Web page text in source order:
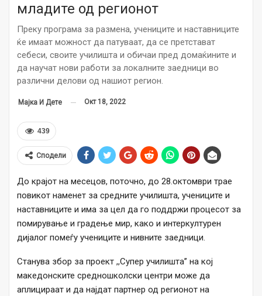
младите од регионот
Преку програма за размена, учениците и наставниците
ќе имаат можност да патуваат, да се претстават
себеси, своите училишта и обичаи пред домаќините и
да научат нови работи за локалните заедници во
различни делови од нашиот регион.
Мајка И Дете Окт 18, 2022
439
Сподели
До крајот на месецов, поточно, до 28.октомври трае
повикот наменет за средните училишта, учениците и
наставниците и има за цел да го поддржи процесот за
помирување и градење мир, како и интеркултурен
дијалог помеѓу учениците и нивните заедници.
Станува збор за проект ,,Супер училишта’’ на кој
македонските средношколски центри може да
аплицираат и да најдат партнер од регионот на